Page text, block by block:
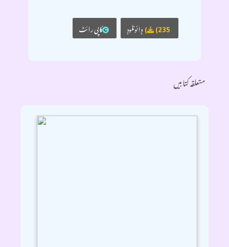
(235) ڊائونلوڊ کاپی رائٹ
متعلقہ کتابیں